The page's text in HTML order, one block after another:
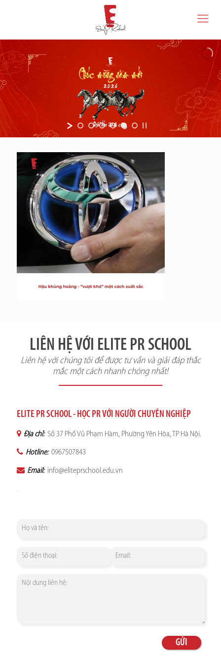
LIÊN HỆ VỚI ELITE PR SCHOOL
Liên hệ với chúng tôi để được tư vấn và giải đáp thắc
mắc một cách nhanh chóng nhất!
ELITE PR SCHOOL - HỌC PR VỚI NGƯỜI CHUYÊN NGHIỆP
Địa chỉ: Số 37 Phố Vũ Phạm Hàm, Phường Yên Hòa, TP Hà Nội.
Hotline: 0967507843
Email: info@eliteprschool.edu.vn